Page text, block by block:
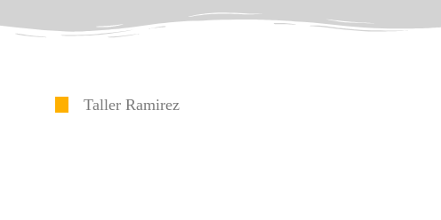
Taller Ramirez